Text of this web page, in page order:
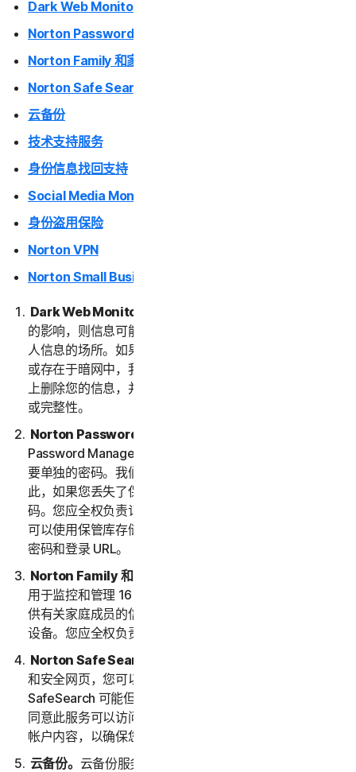
Dark Web Monitoring
Norton Password Manager
Norton Family 和家长控制
Norton Safe Search 和 Safe Web
云备份
技术支持服务
身份信息找回支持
Social Media Monitoring
身份盗用保险
Norton VPN
Norton Small Business
Dark Web Monitoring
的影响，则信息可能最终会出现在暗网上。暗网是交易个
人信息的场所。如果我们检测到或认为您的信息遭到泄露
或存在于暗网中，我们将向您发送通知。我们不会从暗网
上删除您的信息，并且我们也不保证暗网上信息的准确性
或完整性。
Norton Password Manager。
Password Manager，您需要创建一个保管库。保管库需
要单独的密码。我们不会存储或保留您的保管库密码，因
此，如果您丢失了保管库密码，我们将无法为您恢复密
码。您应全权负责记住并保管您的保管库密码。然后，您
可以使用保管库存储您访问和使用的其他站点的登录名、
密码和登录 URL。
Norton Family 和家长控制
用于监控和管理 16 周岁以下孩子的网络活动。您必须提
供有关家庭成员的信息，包括任何未成年子女及其使用的
设备。您应全权负责监控他们的设备和活动。
Norton Safe Search 和 Safe Web
和安全网页，您可以在网络上安全搜索内容。
SafeSearch 可能但不限于通过诺顿搜索工具栏提供。您
同意此服务可以访问您的 Web、电子邮件和其他第三方
帐户内容，以确保您放心搜索和使用网络。
云备份。 云备份服务允许您在适用订购期间存储和检索数